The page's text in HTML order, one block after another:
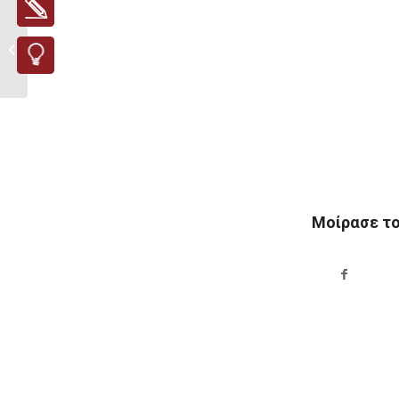
Μοίρασε
Παγκόσμια Εκστρατεία
– Ώρα της Γης – 20...